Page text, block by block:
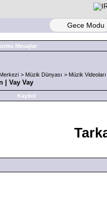
Gece Modu
Mesajlar
> Müzik Dünyası > Müzik Videoları
| Vay Vay
Kaydol